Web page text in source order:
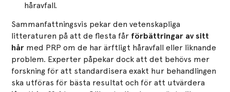
håravfall.
Sammanfattningsvis pekar den vetenskapliga
litteraturen på att de flesta får förbättringar av sitt
hår med PRP om de har ärftligt håravfall eller liknande
problem. Experter påpekar dock att det behövs mer
forskning för att standardisera exakt hur behandlingen
ska utföras för bästa resultat och för att utvärdera